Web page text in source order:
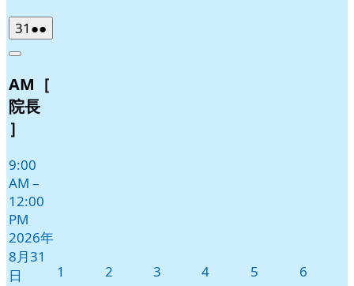
31 2026
年
月
31
日
●●
件
イ
Close
AM［
院長
］
9:00
AM –
12:00
PM
2026年
8月31
日
1 2 3 42026
5 6